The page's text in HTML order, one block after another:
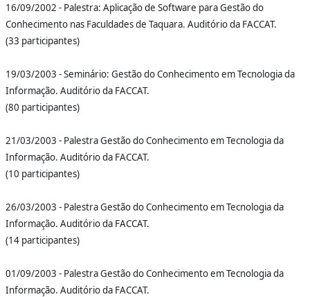
16/09/2002 - Palestra: Aplicação de Software para Gestão do
Conhecimento nas Faculdades de Taquara. Auditório da FACCAT.
(33 participantes)
19/03/2003 - Seminário: Gestão do Conhecimento em Tecnologia da
Informação. Auditório da FACCAT.
(80 participantes)
21/03/2003 - Palestra Gestão do Conhecimento em Tecnologia da
Informação. Auditório da FACCAT.
(10 participantes)
26/03/2003 - Palestra Gestão do Conhecimento em Tecnologia da
Informação. Auditório da FACCAT.
(14 participantes)
01/09/2003 - Palestra Gestão do Conhecimento em Tecnologia da
Informação. Auditório da FACCAT.